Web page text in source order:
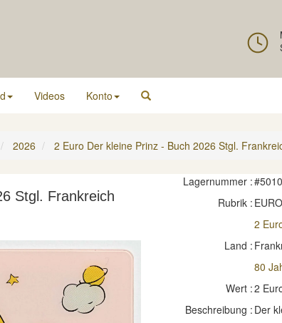
Videos Konto
2026 2 Euro Der kleine Prinz - Buch 2026 Stgl.
Stgl. Frankreich
Lagernummer :
Rubrik :
2
Land :
80
Wert :2
Beschreibung : Der